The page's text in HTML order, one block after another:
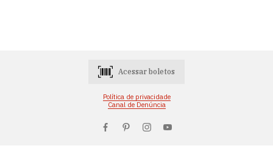
Acessar boletos
Política de privacidade
Canal de Denúncia